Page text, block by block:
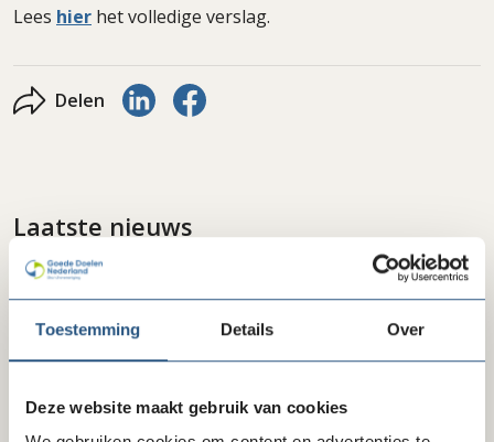
Toestemming Details Over
Deze website maakt gebruik van cookies
Lees hier het volledige verslag.
Delen Delen via LinkedIn
Delen via Facebook
Laatste nieuws